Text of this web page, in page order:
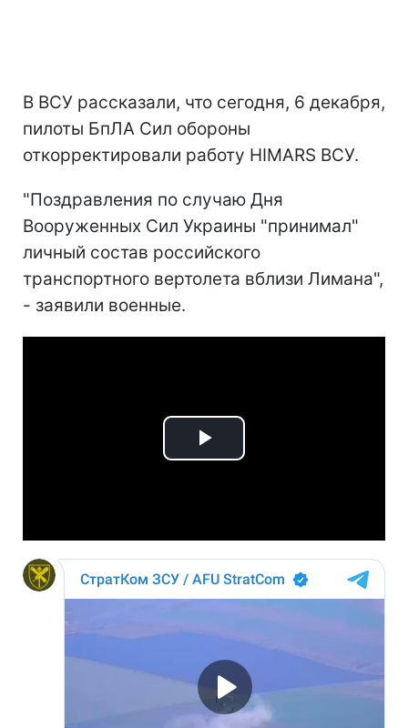
В ВСУ рассказали, что сегодня, 6 декабря,
пилоты БпЛА Сил обороны
откорректировали работу HIMARS ВСУ.
"Поздравления по случаю Дня
Вооруженных Сил Украины "принимал"
личный состав российского
транспортного вертолета вблизи Лимана",
- заявили военные.
Play